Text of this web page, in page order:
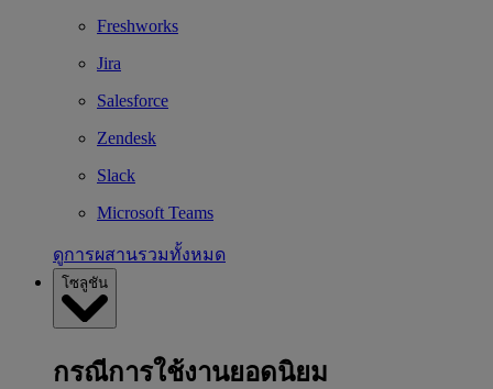
Freshworks
Jira
Salesforce
Zendesk
Slack
Microsoft Teams
ดูการผสานรวมทั้งหมด
โซลูชัน
กรณีการใช้งานยอดนิยม